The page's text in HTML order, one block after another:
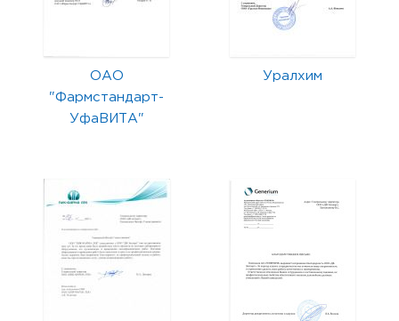
ОАО
"Фармстандарт-
УфаВИТА"
Уралхим